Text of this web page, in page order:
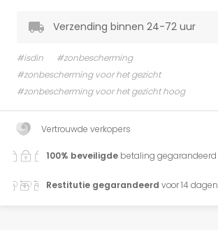
Verzending binnen 24-72 uur
#isdin
#zonbescherming
#zonbescherming voor het gezicht
#zonbescherming voor het gezicht hoog
Vertrouwde verkopers
100% beveiligde betaling gegarandeerd
Restitutie gegarandeerd voor 14 dagen